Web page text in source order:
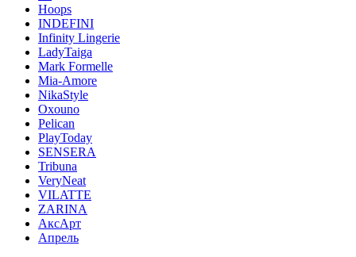
Hoops
INDEFINI
Infinity Lingerie
LadyTaiga
Mark Formelle
Mia-Amore
NikaStyle
Oxouno
Pelican
PlayToday
SENSERA
Tribuna
VeryNeat
VILATTE
ZARINA
АксАрт
Апрель